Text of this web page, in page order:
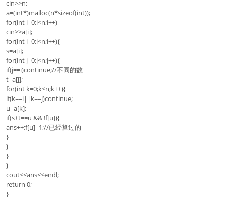
cin>>n;
a=(int*)malloc(n*sizeof(int));
for(int i=0;i<n;i++)
cin>>a[i];
for(int i=0;i<n;i++){
s=a[i];
for(int j=0;j<n;j++){
if(j==i)continue;//不同的数
t=a[j];
for(int k=0;k<n;k++){
if(k==i||k==j)continue;
u=a[k];
if(s+t==u && !f[u]){
ans++;f[u]=1;//已经算过的
}
}
}
}
cout<<ans<<endl;
return 0;
}